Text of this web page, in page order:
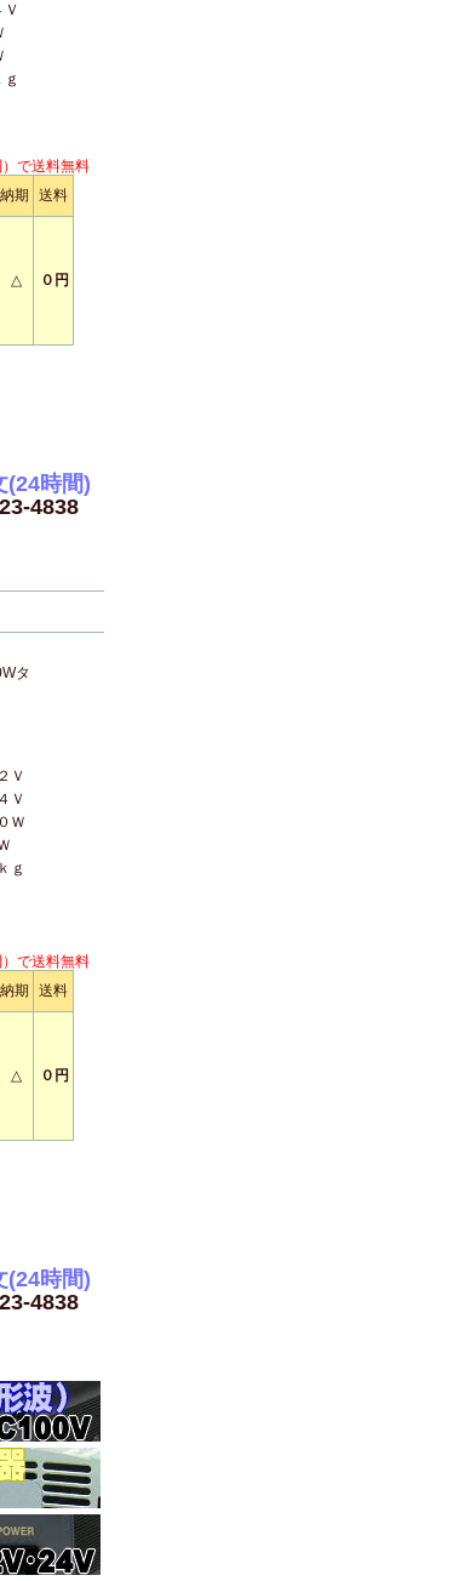
ｇ
で送料無料
納期
送料
△ ０円
(24時間)
4838
タ
Ｖ
Ｖ
Ｗ
ｇ
で送料無料
納期
送料
△ ０円
(24時間)
4838